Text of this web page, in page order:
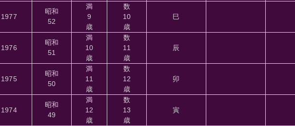
1977
昭和
52
満
9
歳
数
10
歳
巳
1976
昭和
51
満
10
歳
数
11
歳
辰
1975
昭和
50
満
11
歳
数
12
歳
卯
1974
昭和
49
満
12
歳
数
13
歳
寅